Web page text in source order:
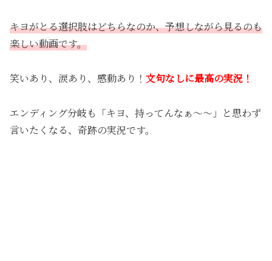
キヨがとる選択肢はどちらなのか、予想しながら見るのも
楽しい動画です。
笑いあり、涙あり、感動あり！ 文句なしに最高の実況！
エンディング分岐も「キヨ、持ってんなぁ〜〜」と思わず
言いたくなる、奇跡の実況です。